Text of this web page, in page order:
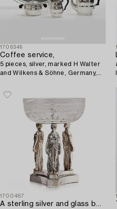
1706346
Coffee service,
5 pieces, silver, marked H Walter
and Wilkens & Söhne, Germany,
1700487
A sterling silver and glass bowl,